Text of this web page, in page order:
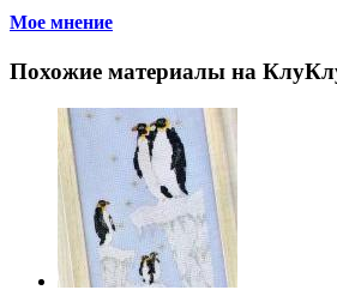
Мое мнение
Похожие материалы на